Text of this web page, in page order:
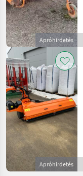
Apróhirdetés
Apróhirdetés